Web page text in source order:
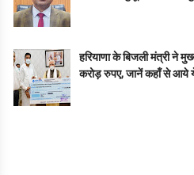
हरियाणा के बिजली मंत्री ने
करोड़ रुपए, जानें कहाँ से आये